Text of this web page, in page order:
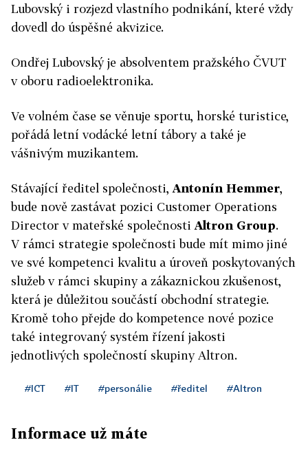
Lubovský i rozjezd vlastního podnikání, které vždy
dovedl do úspěšné akvizice.
Ondřej Lubovský je absolventem pražského ČVUT
v oboru radioelektronika.
Ve volném čase se věnuje sportu, horské turistice,
pořádá letní vodácké letní tábory a také je
vášnivým muzikantem.
Stávající ředitel společnosti, Antonín Hemmer,
bude nově zastávat pozici Customer Operations
Director v mateřské společnosti Altron Group.
V rámci strategie společnosti bude mít mimo jiné
ve své kompetenci kvalitu a úroveň poskytovaných
služeb v rámci skupiny a zákaznickou zkušenost,
která je důležitou součástí obchodní strategie.
Kromě toho přejde do kompetence nové pozice
také integrovaný systém řízení jakosti
jednotlivých společností skupiny Altron.
#ICT #IT #personálie #ředitel #Altron
Informace už máte